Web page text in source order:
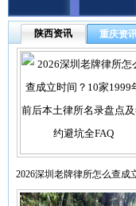
陕西资讯 重庆资
2026深圳老牌律所怎么查成